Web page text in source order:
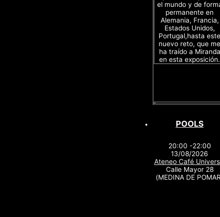
el mundo y de
permanente en
Alemania, Francia,
Estados Unidos,
Portugal,hasta este
nuevo reto, que me
ha traído a Miranda
en esta exposición.
POOLS
20:00 -22:00
13/08/2026
Ateneo Café
Calle Mayor 28
(MEDINA DE